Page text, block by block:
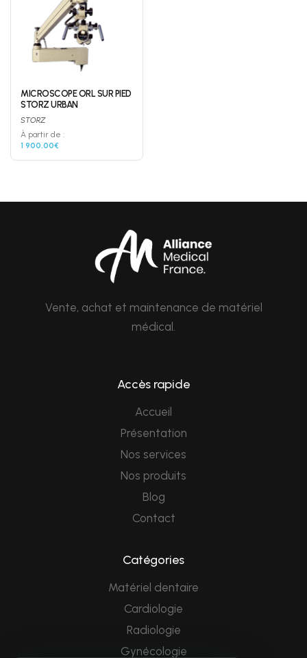
MICROSCOPE ORL SUR PIED
STORZ URBAN
STORZ
À partir de :
1 900,00€
Vente, achat et maintenance de matériel
médical.
Accès rapide
Accueil
Présentation
Nos services
Nos produits
Blog
Contact
Catégories
Matériel dentaire
Cardiologie
Radiologie
Gynécologie